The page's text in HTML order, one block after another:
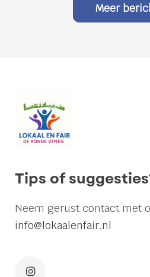
Meer
meebeslissen
over
van
Ronde
Venen?
Tips of
Neem gerust contact met
info@lokaalenfair.nl